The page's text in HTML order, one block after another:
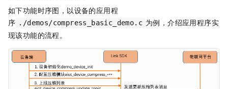
如下功能时序图，以设备的应用程
序 ./demos/compress_basic_demo.c 为例，介绍应用程序实
现该功能的流程。